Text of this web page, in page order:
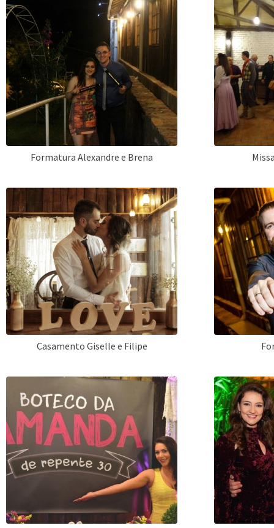
Formatura Alexandre e Brena
Casamento Giselle e Filipe